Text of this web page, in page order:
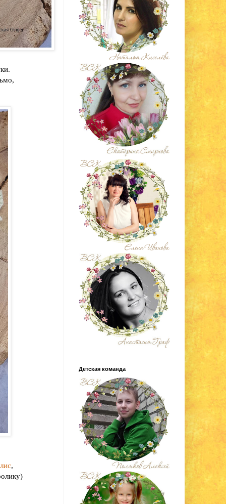
,
Детская команда